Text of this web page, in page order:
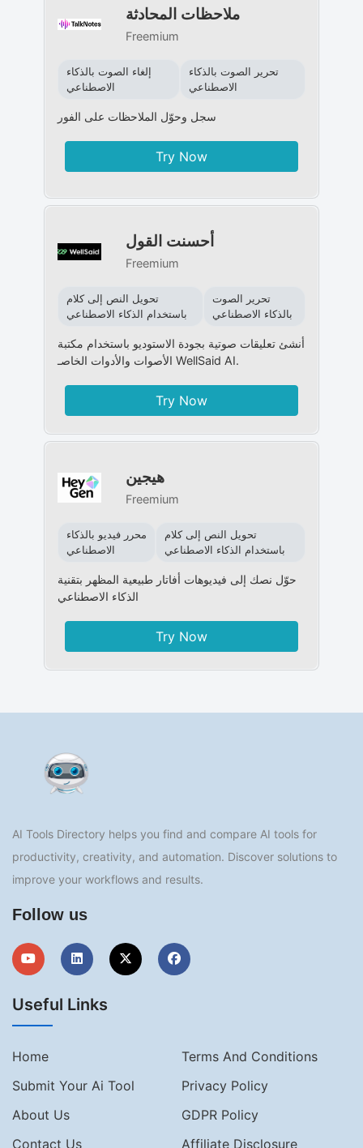
ملاحظات المحادثة
Freemium
إلغاء الصوت بالذكاء
الاصطناعي
تحرير الصوت بالذكاء
الاصطناعي
سجل وحوّل الملاحظات على الفور
Try Now
أحسنت القول
Freemium
تحويل النص إلى كلام
باستخدام الذكاء الاصطناعي
تحرير الصوت
بالذكاء الاصطناعي
أنشئ تعليقات صوتية بجودة الاستوديو باستخدام مكتبة
الأصوات والأدوات الخاصـ WellSaid AI.
Try Now
هيجين
Freemium
محرر فيديو بالذكاء
الاصطناعي
تحويل النص إلى كلام
باستخدام الذكاء الاصطناعي
حوّل نصك إلى فيديوهات أفاتار طبيعية المظهر بتقنية
الذكاء الاصطناعي
Try Now
AI Tools Directory helps you find and compare AI tools for
productivity, creativity, and automation. Discover solutions to
improve your workflows and results.
Follow us
Useful Links
Home
Terms And Conditions
Submit Your Ai Tool
Privacy Policy
About Us
GDPR Policy
Contact Us
Affiliate Disclosure